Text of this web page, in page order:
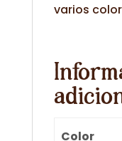
varios
Color